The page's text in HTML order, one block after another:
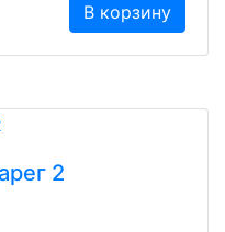
В корзину
2